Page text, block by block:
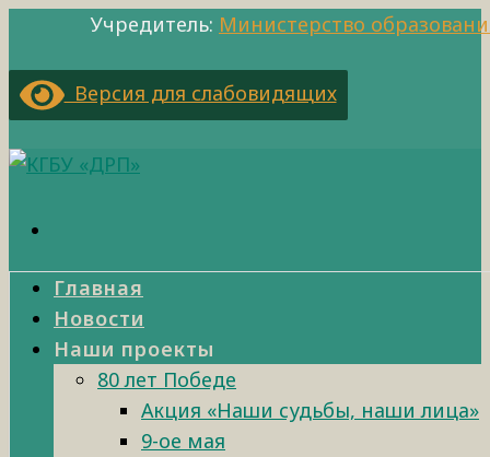
Учредитель: Министерство
Версия для слабовидящих
Главная
Новости
Наши проекты
80 лет Победе
Акция «Наши судьбы, наши лица»
9-ое мая